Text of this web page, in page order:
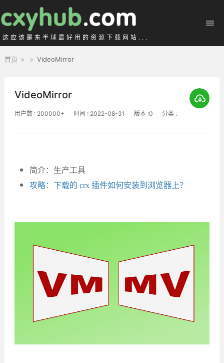
这应该是东半球最好用的资源下载网站...
首页 > > VideoMirror
VideoMirror
用户数 : 200000+ 时间 : 2022-08-31 版本 :0 分类 :
简介：生产工具
攻略：下载的 crx 插件如何安装到浏览器上？